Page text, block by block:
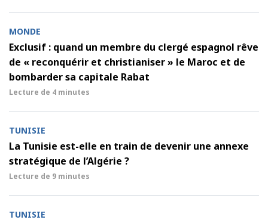
MONDE
Exclusif : quand un membre du clergé espagnol rêve
de « reconquérir et christianiser » le Maroc et de
bombarder sa capitale Rabat
Lecture de 4 minutes
TUNISIE
La Tunisie est-elle en train de devenir une annexe
stratégique de l’Algérie ?
Lecture de 9 minutes
TUNISIE